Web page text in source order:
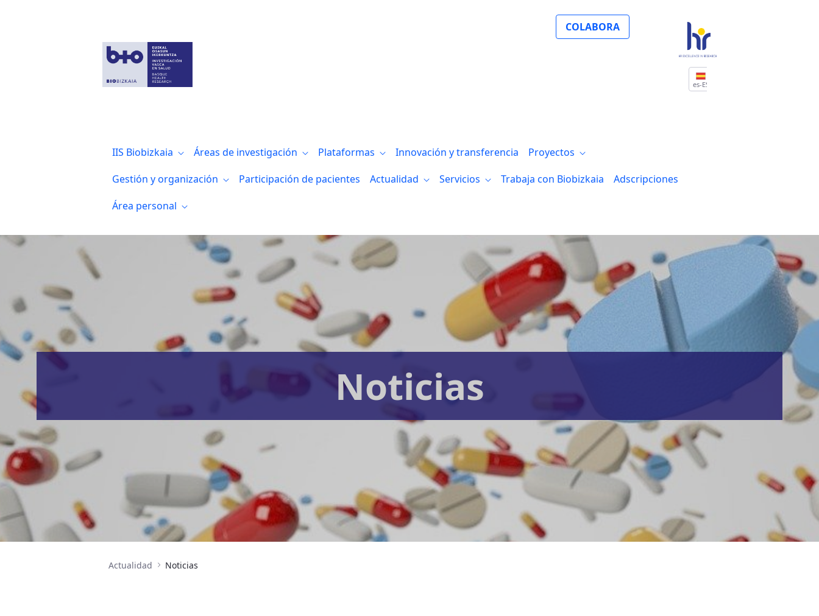
COLABORA
es-ES
IIS Biobizkaia Áreas de investigación Plataformas Innovación y transferencia
Proyectos
Gestión y organización
Participación de pacientes Actualidad Servicios Trabaja con Biobizkaia
Adscripciones
Área personal
Noticias
Actualidad Noticias